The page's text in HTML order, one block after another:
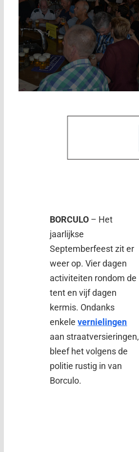
BORCULO – Het
jaarlijkse
Septemberfeest zit er
weer op. Vier dagen
activiteiten rondom de
tent en vijf dagen
kermis. Ondanks
enkelevernielingen
aan straatversieringen,
bleef het volgens de
politie rustig in van
Borculo.